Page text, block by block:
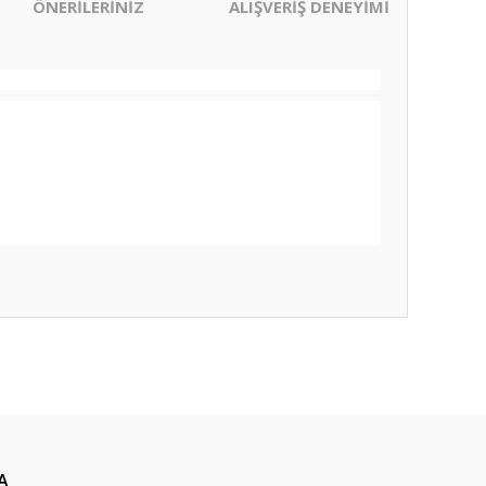
ÖNERİLERİNİZ ALIŞVERİŞ DENEYİMİ